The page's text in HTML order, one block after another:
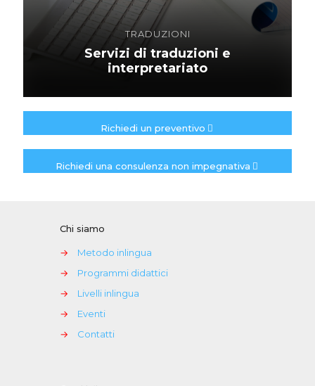
TRADUZIONI
Servizi di traduzioni e
interpretariato
Richiedi un preventivo
Richiedi una consulenza non impegnativa
Chi siamo
→
Metodo inlingua
→
Programmi didattici
→
Livelli inlingua
→
Eventi
→
Contatti